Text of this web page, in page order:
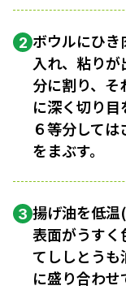
2 ボウルにひき
入れ、粘り
分に割り、そ
に深く切り
６等分して
をまぶす。
3 揚げ油を低温
表面がうすく
てししとう
に盛り合わせ